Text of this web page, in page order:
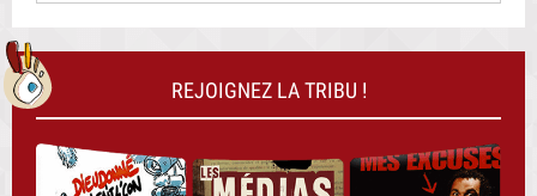
REJOIGNEZ LA TRIBU !